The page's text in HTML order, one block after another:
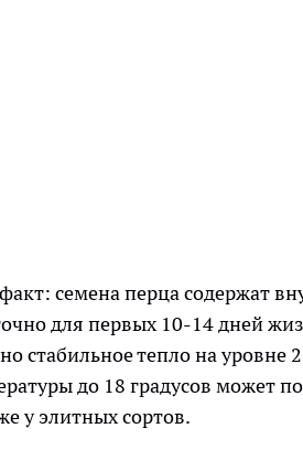
семена перца содержат
для первых 10-14 дней
стабильное тепло на уровне
до 18 градусов может
у элитных сортов.